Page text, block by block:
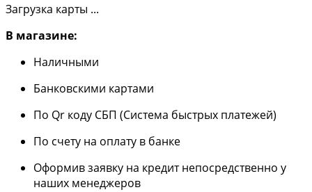
Загрузка карты ...
В магазине:
Наличными
Банковскими картами
По Qr коду СБП (Система быстрых платежей)
По счету на оплату в банке
Оформив заявку на кредит непосредственно у
наших менеджеров